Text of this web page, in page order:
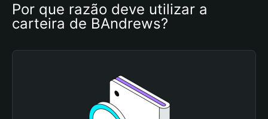
Por que razão deve utilizar a
carteira de BAndrews?